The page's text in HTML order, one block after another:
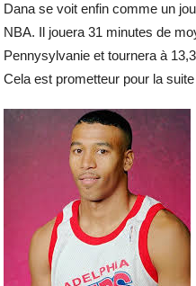
Dana se voit enfin comme un
NBA. Il jouera 31 minutes de
Pennysylvanie et tournera à
Cela est prometteur pour la